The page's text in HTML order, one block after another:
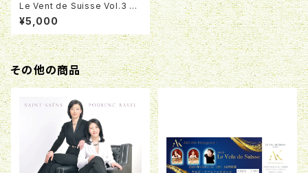
Le Vent de Suisse Vol.3 Du
oA&Kジョイントリサイタルチケ
ット
¥5,000
その他の商品